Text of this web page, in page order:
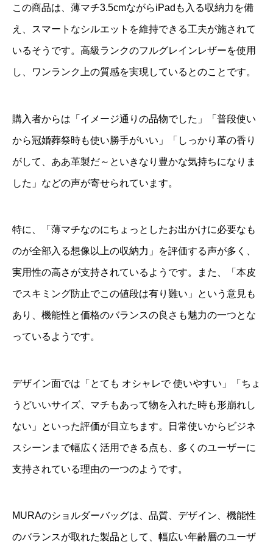
この商品は、薄マチ3.5cmながらiPadも入る収納力を備
え、スマートなシルエットを維持できる工夫が施されて
いるそうです。高級ランクのフルグレインレザーを使用
し、ワンランク上の質感を実現しているとのことです。
購入者からは「イメージ通りの品物でした」「普段使い
から冠婚葬祭時も使い勝手がいい」「しっかり革の香り
がして、ああ革製だ～といきなり豊かな気持ちになりま
した」などの声が寄せられています。
特に、「薄マチなのにちょっとしたお出かけに必要なも
のが全部入る想像以上の収納力」を評価する声が多く、
実用性の高さが支持されているようです。また、「本皮
でスキミング防止でこの値段は有り難い」という意見も
あり、機能性と価格のバランスの良さも魅力の一つとな
っているようです。
デザイン面では「とても オシャレで 使いやすい」「ちょ
うどいいサイズ、マチもあって物を入れた時も形崩れし
ない」といった評価が目立ちます。日常使いからビジネ
スシーンまで幅広く活用できる点も、多くのユーザーに
支持されている理由の一つのようです。
MURAのショルダーバッグは、品質、デザイン、機能性
のバランスが取れた製品として、幅広い年齢層のユーザ